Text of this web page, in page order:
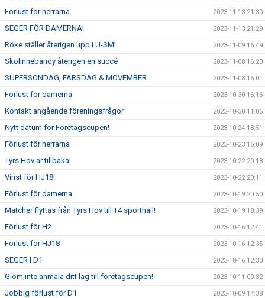
Förlust för herrarna 2023-11-13 21:30
SEGER FÖR DAMERNA! 2023-11-13 21:29
Röke ställer återigen upp i U-SM! 2023-11-09 16:49
Skolinnebandy återigen en succé 2023-11-08 16:20
SUPERSÖNDAG, FARSDAG & MOVEMBER 2023-11-08 16:01
Förlust för damerna 2023-10-30 16:16
Kontakt angående föreningsfrågor 2023-10-30 11:06
Nytt datum för Företagscupen! 2023-10-24 18:51
Förlust för herrarna 2023-10-23 16:09
Tyrs Hov är tillbaka! 2023-10-22 20:18
Vinst för HJ18! 2023-10-22 20:11
Förlust för damerna 2023-10-19 20:50
Matcher flyttas från Tyrs Hov till T4 sporthall! 2023-10-19 18:39
Förlust för H2 2023-10-16 12:41
Förlust för HJ18 2023-10-16 12:35
SEGER I D1 2023-10-16 12:30
Glöm inte anmäla ditt lag till företagscupen! 2023-10-11 09:32
Jobbig förlust för D1 2023-10-09 14:38